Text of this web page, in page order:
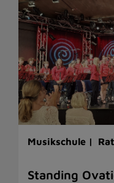
Musikschule |
Standing